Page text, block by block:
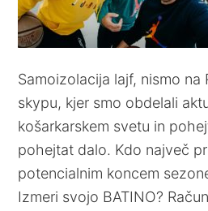
Samoizolacija lajf, nismo na
skypu, kjer smo obdelali
košarkarskem svetu in
pohejtat dalo. Kdo največ
potencialnim koncem
Izmeri svojo BATINO?